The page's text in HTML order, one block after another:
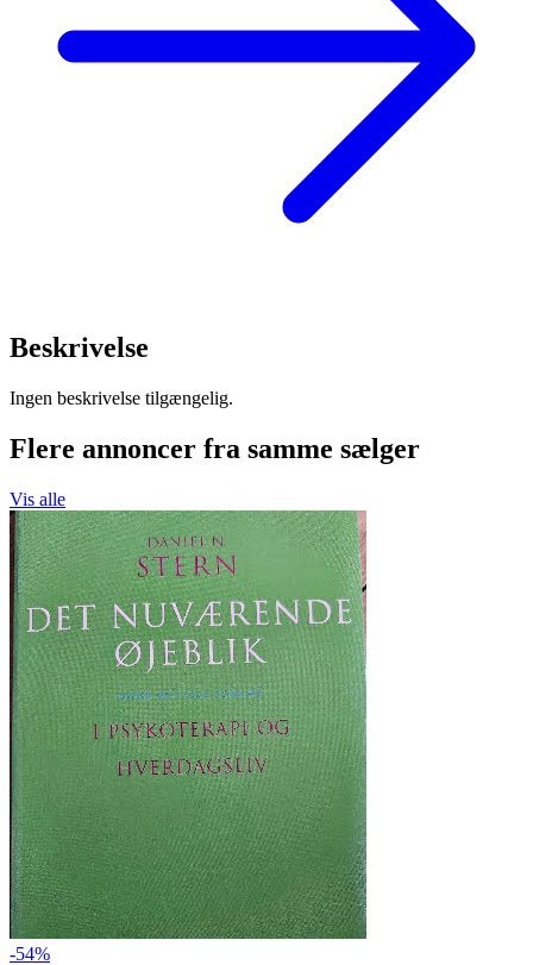
Beskrivelse
Ingen beskrivelse tilgængelig.
Flere annoncer fra samme sælger
Vis alle
-54%